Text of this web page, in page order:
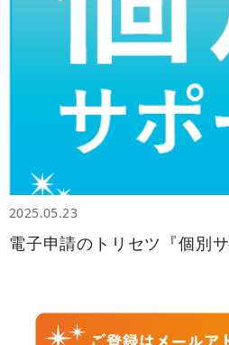
2025.05.23
電子申請のトリセツ『個別サ